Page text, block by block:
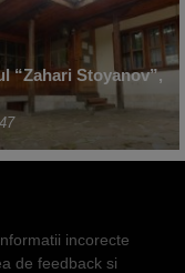
“Zahari Stoyanov”,
incorecte
de feedback si